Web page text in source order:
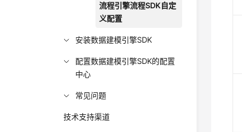
流程引擎流程SDK自定
义配置
安装数据建模引擎SDK
配置数据建模引擎SDK的配置
中心
常见问题
技术支持渠道